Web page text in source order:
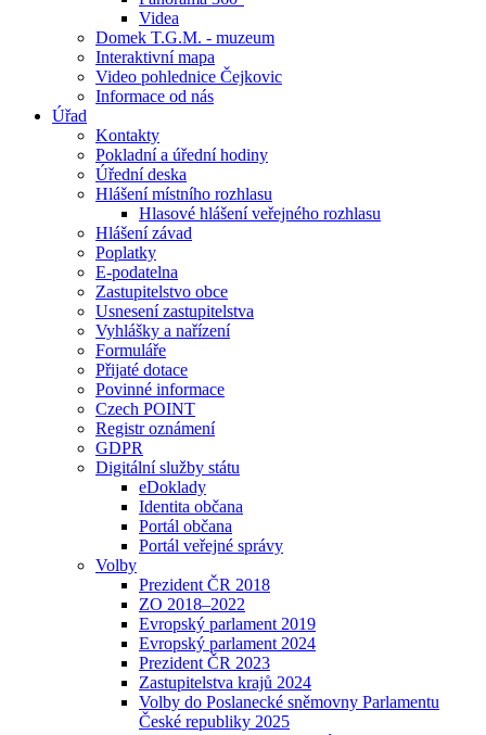
Videa
Domek T.G.M. - muzeum
Interaktivní mapa
Video pohlednice Čejkovic
Informace od nás
Úřad
Kontakty
Pokladní a úřední hodiny
Úřední deska
Hlášení místního rozhlasu
Hlasové hlášení veřejného rozhlasu
Hlášení závad
Poplatky
E-podatelna
Zastupitelstvo obce
Usnesení zastupitelstva
Vyhlášky a nařízení
Formuláře
Přijaté dotace
Povinné informace
Czech POINT
Registr oznámení
GDPR
Digitální služby státu
eDoklady
Identita občana
Portál občana
Portál veřejné správy
Volby
Prezident ČR 2018
ZO 2018–2022
Evropský parlament 2019
Evropský parlament 2024
Prezident ČR 2023
Zastupitelstva krajů 2024
Volby do Poslanecké sněmovny Parlamentu
České republiky 2025